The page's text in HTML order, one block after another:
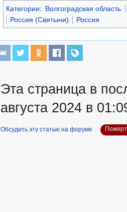
Категории: Волгоградская область
Россия (Святыни)
Россия
Эта страница в
августа 2024 в
Обсудить эту статью на форуме